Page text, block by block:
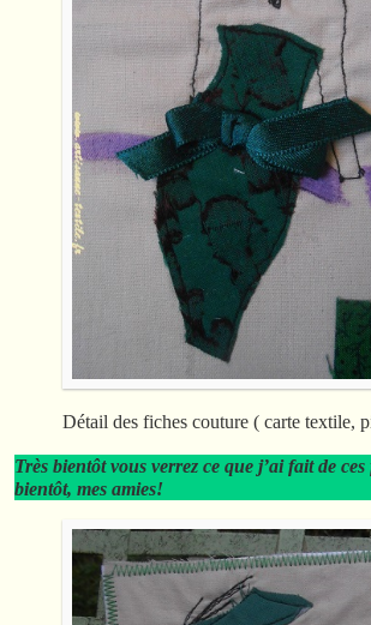
Détail des fiches couture ( carte textile,
Très bientôt vous verrez ce que j’ai fait de
bientôt, mes amies!